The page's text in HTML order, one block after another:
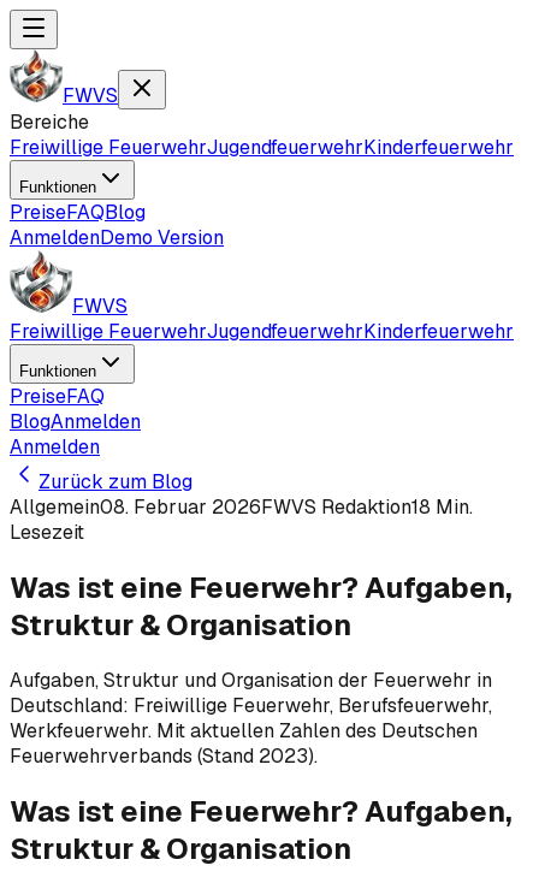
FWVS
Bereiche
Freiwillige FeuerwehrJugendfeuerwehrKinderfeuerwehr
Funktionen
PreiseFAQBlog
AnmeldenDemo Version
FWVS
Freiwillige FeuerwehrJugendfeuerwehrKinderfeuerwehr
Funktionen
PreiseFAQ
BlogAnmelden
Anmelden
Zurück zum Blog
Allgemein08. Februar 2026FWVS Redaktion18 Min.
Lesezeit
Was ist eine Feuerwehr? Aufgaben,
Struktur & Organisation
Aufgaben, Struktur und Organisation der Feuerwehr in
Deutschland: Freiwillige Feuerwehr, Berufsfeuerwehr,
Werkfeuerwehr. Mit aktuellen Zahlen des Deutschen
Feuerwehrverbands (Stand 2023).
Was ist eine Feuerwehr? Aufgaben,
Struktur & Organisation